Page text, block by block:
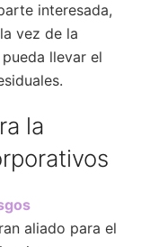
interesada,
vez de la
llevar el
la
aliado para el